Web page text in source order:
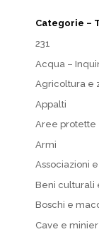
Categorie –
231
Acqua –
Agricoltura e
Appalti
Aree protette
Armi
Associazioni
Beni culturali
Boschi e
Cave e